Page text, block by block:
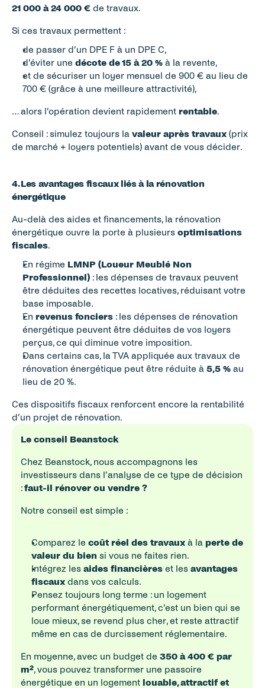
21 000 à 24 000 € de travaux.
Si ces travaux permettent :
de passer d’un DPE F à un DPE C,
d’éviter une décote de 15 à 20 % à la revente,
et de sécuriser un loyer mensuel de 900 € au lieu de
700 € (grâce à une meilleure attractivité),
… alors l’opération devient rapidement rentable.
Conseil : simulez toujours la valeur après travaux (prix
de marché + loyers potentiels) avant de vous décider.
4. Les avantages fiscaux liés à la rénovation
énergétique
Au-delà des aides et financements, la rénovation
énergétique ouvre la porte à plusieurs optimisations
fiscales.
En régime LMNP (Loueur Meublé Non
Professionnel) : les dépenses de travaux peuvent
être déduites des recettes locatives, réduisant votre
base imposable.
En revenus fonciers : les dépenses de rénovation
énergétique peuvent être déduites de vos loyers
perçus, ce qui diminue votre imposition.
Dans certains cas, la TVA appliquée aux travaux de
rénovation énergétique peut être réduite à 5,5 % au
lieu de 20 %.
Ces dispositifs fiscaux renforcent encore la rentabilité
d’un projet de rénovation.
Le conseil Beanstock
Chez Beanstock, nous accompagnons les
investisseurs dans l’analyse de ce type de décision
: faut-il rénover ou vendre ?
Notre conseil est simple :
Comparez le coût réel des travaux à la perte de
valeur du bien si vous ne faites rien.
Intégrez les aides financières et les avantages
fiscaux dans vos calculs.
Pensez toujours long terme : un logement
performant énergétiquement, c’est un bien qui se
loue mieux, se revend plus cher, et reste attractif
même en cas de durcissement réglementaire.
En moyenne, avec un budget de 350 à 400 € par
m², vous pouvez transformer une passoire
énergétique en un logement louable, attractif et